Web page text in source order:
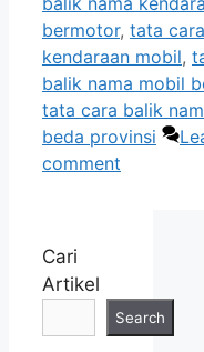
bermotor, tata
kendaraan mobil,
balik nama mobil
tata cara balik
beda provinsi
comment
Cari
Artikel
Search